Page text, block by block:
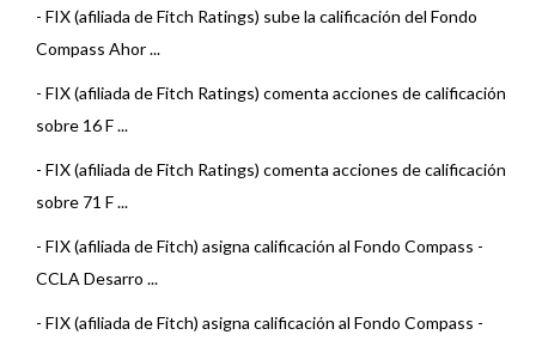
- FIX (afiliada de Fitch Ratings) sube la calificación del Fondo
Compass Ahor ...
- FIX (afiliada de Fitch Ratings) comenta acciones de calificación
sobre 16 F ...
- FIX (afiliada de Fitch Ratings) comenta acciones de calificación
sobre 71 F ...
- FIX (afiliada de Fitch) asigna calificación al Fondo Compass -
CCLA Desarro ...
- FIX (afiliada de Fitch) asigna calificación al Fondo Compass -